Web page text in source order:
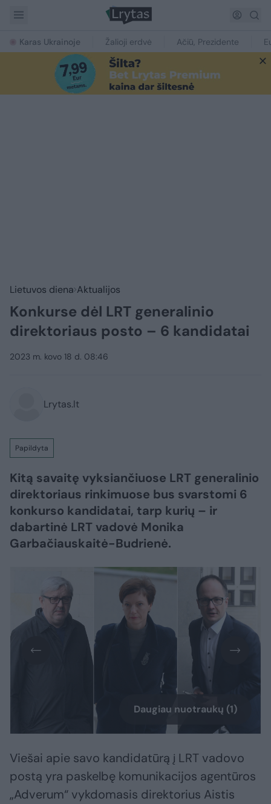
Karas Ukrainoje Žalioji erdvė Ačiū, Prezidente
Lietuvos diena Aktualijos
Konkurse dėl LRT generalinio
direktoriaus posto – 6 kandidatai
2023 m. kovo 18 d. 08:46
Lrytas.lt
Papildyta
Kitą savaitę vyksiančiuose LRT generalinio
direktoriaus rinkimuose bus svarstomi 6
konkurso kandidatai, tarp kurių – ir
dabartinė LRT vadovė Monika
Garbačiauskaitė-Budrienė.
Daugiau nuotraukų (1)
Viešai apie savo kandidatūrą į LRT vadovo
postą yra paskelbę komunikacijos agentūros
„Adverum“ vykdomasis direktorius Aistis